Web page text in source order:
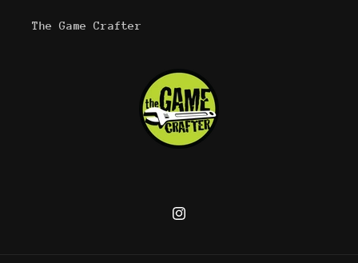
The Game Crafter
Instagram